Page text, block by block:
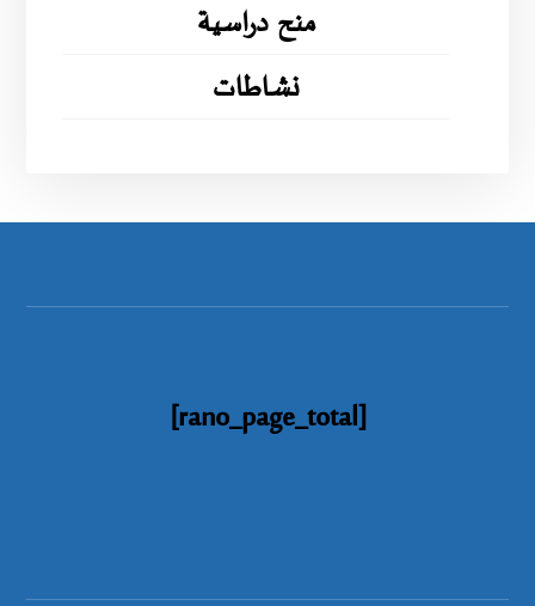
منح دراسية
نشاطات
[rano_page_total]